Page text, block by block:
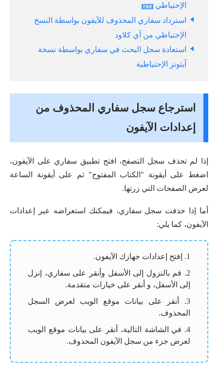
الإحتياطي
استرداد سفاري المحذوف للآيفون بواسطة النسخ
الإحتياطي من آي كلاود
استعادة سجل البحث في سفاري بواسطة نسخة
آیتونز الإحتياطية
استرجاع سجل سفاري المحذوف من
إعدادات الآيفون
إذا لم تحذف سجل التصفح، افتح تطبيق سفاري على الآيفون،
اضغط على أيقونة "الكتاب المفتوح" ثم على أيقونة الساعة
لعرض الصفحات التي زرتها.
أما إذا حذفت سجل سفاري، فيمكنك استعراضه عبر إعدادات
الآيفون، كما يلي:
1. إفتح إعدادات جهازك الآيفون.
2. قم بالنزول إلى الأسفل وأنقر على سفاري، إنزل
إلى الأسفل، و أنقر على خيارات متقدمة.
3. أنقر على بيانات موقع الويب لعرض السجل
المحذوف.
4. في الشاشة التالية، أنقر على بيانات موقع الويب
لعرض جزء من سجل الآيفون المحذوف.